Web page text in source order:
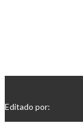
Editado por: